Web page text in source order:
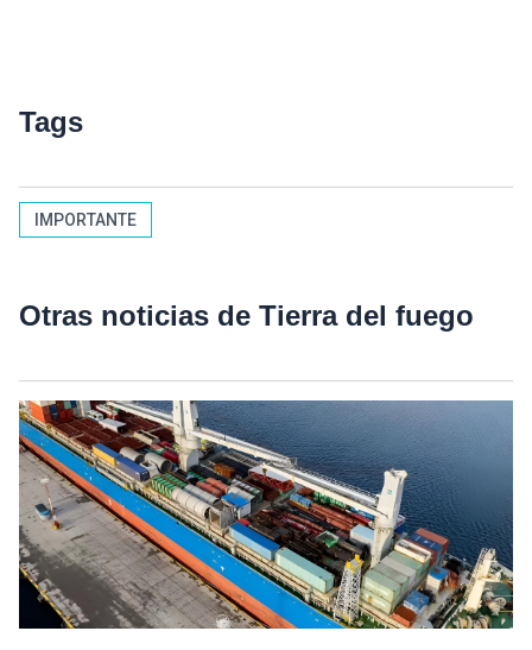
Tags
IMPORTANTE
Otras noticias de Tierra del fuego